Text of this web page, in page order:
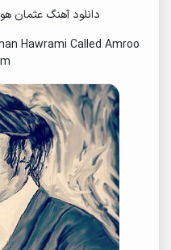
دانلود آهنگ عثمان
Hawrami Called Amroo